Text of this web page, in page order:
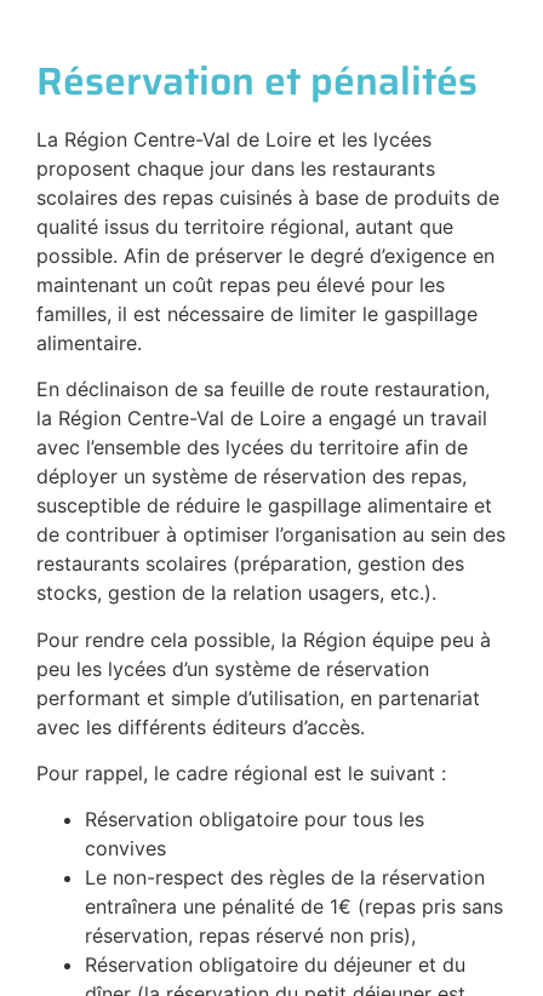
Réservation et pénalités
La Région Centre-Val de Loire et les lycées
proposent chaque jour dans les restaurants
scolaires des repas cuisinés à base de produits de
qualité issus du territoire régional, autant que
possible. Afin de préserver le degré d’exigence en
maintenant un coût repas peu élevé pour les
familles, il est nécessaire de limiter le gaspillage
alimentaire.
En déclinaison de sa feuille de route restauration,
la Région Centre-Val de Loire a engagé un travail
avec l’ensemble des lycées du territoire afin de
déployer un système de réservation des repas,
susceptible de réduire le gaspillage alimentaire et
de contribuer à optimiser l’organisation au sein des
restaurants scolaires (préparation, gestion des
stocks, gestion de la relation usagers, etc.).
Pour rendre cela possible, la Région équipe peu à
peu les lycées d’un système de réservation
performant et simple d’utilisation, en partenariat
avec les différents éditeurs d’accès.
Pour rappel, le cadre régional est le suivant :
Réservation obligatoire pour tous les
convives
Le non-respect des règles de la réservation
entraînera une pénalité de 1€ (repas pris sans
réservation, repas réservé non pris),
Réservation obligatoire du déjeuner et du